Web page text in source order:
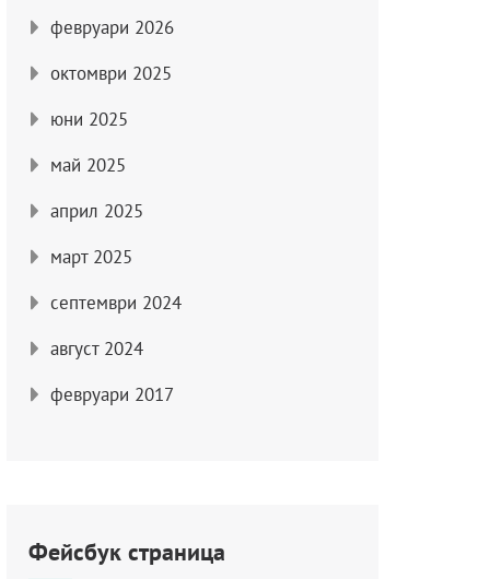
февруари 2026
октомври 2025
юни 2025
май 2025
април 2025
март 2025
септември 2024
август 2024
февруари 2017
Фейсбук страница